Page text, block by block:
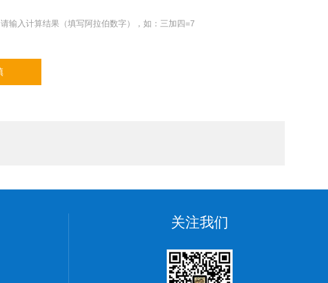
请输入计算结果（填写阿拉伯数字），如：三加四=7
关注我们